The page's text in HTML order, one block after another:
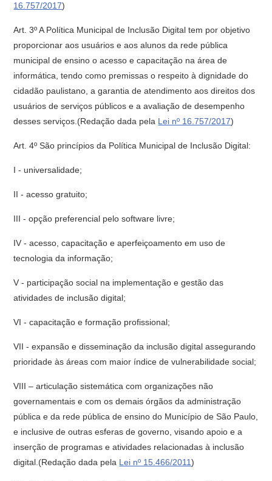
16.757/2017)
Art. 3º A Política Municipal de Inclusão Digital tem por objetivo
proporcionar aos usuários e aos alunos da rede pública
municipal de ensino o acesso e capacitação na área de
informática, tendo como premissas o respeito à dignidade do
cidadão paulistano, a garantia de atendimento aos direitos dos
usuários de serviços públicos e a avaliação de desempenho
desses serviços.(Redação dada pela Lei nº 16.757/2017)
Art. 4º São princípios da Política Municipal de Inclusão Digital:
I - universalidade;
II - acesso gratuito;
III - opção preferencial pelo software livre;
IV - acesso, capacitação e aperfeiçoamento em uso de
tecnologia da informação;
V - participação social na implementação e gestão das
atividades de inclusão digital;
VI - capacitação e formação profissional;
VII - expansão e disseminação da inclusão digital assegurando
prioridade às áreas com maior índice de vulnerabilidade social;
VIII – articulação sistemática com organizações não
governamentais e com os demais órgãos da administração
pública e da rede pública de ensino do Município de São Paulo,
e inclusive de outras esferas de governo, visando apoio e a
inserção de programas e atividades relacionadas à inclusão
digital.(Redação dada pela Lei nº 15.466/2011)